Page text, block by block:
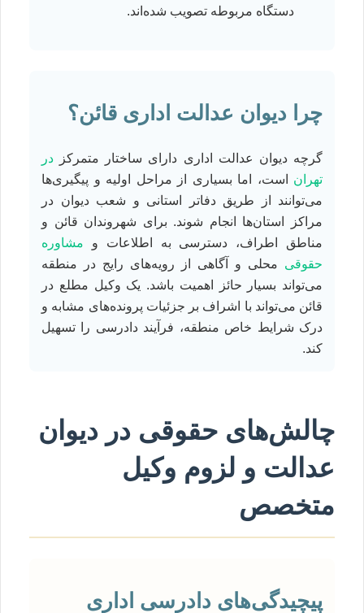
دستگاه مربوطه تصویب شده‌اند.
چرا دیوان عدالت اداری قائن؟
گرچه دیوان عدالت اداری دارای ساختار متمرکز در
تهران است، اما بسیاری از مراحل اولیه و پیگیری‌ها
می‌توانند از طریق دفاتر استانی و شعب دیوان در
مراکز استان‌ها انجام شوند. برای شهروندان قائن و
مناطق اطراف، دسترسی به اطلاعات و مشاوره
حقوقی محلی و آگاهی از رویه‌های رایج در منطقه
می‌تواند بسیار حائز اهمیت باشد. یک وکیل مطلع در
قائن می‌تواند با اشراف بر جزئیات پرونده‌های مشابه و
درک شرایط خاص منطقه، فرآیند دادرسی را تسهیل
کند.
چالش‌های حقوقی در دیوان
عدالت و لزوم وکیل
متخصص
پیچیدگی‌های دادرسی اداری